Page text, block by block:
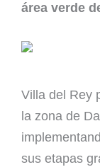
área verde
Villa del Rey
la zona de
sus etapas